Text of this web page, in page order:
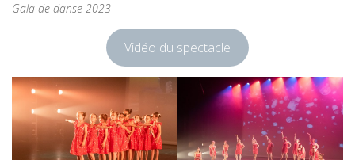
Gala de danse 2023
Vidéo du spectacle